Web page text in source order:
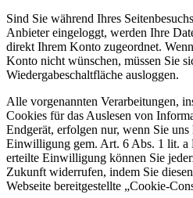
Sind Sie während Ihres
Anbieter eingeloggt, werden Ihre
direkt Ihrem Konto zugeordnet.
Konto nicht wünschen, müssen Sie
Wiedergabeschaltfläche ausloggen.
Alle vorgenannten Verarbeitungen,
Cookies für das Auslesen von
Endgerät, erfolgen nur, wenn Sie
Einwilligung gem. Art. 6 Abs. 1 lit. a
erteilte Einwilligung können Sie
Zukunft widerrufen, indem Sie
Webseite bereitgestellte „Cookie-